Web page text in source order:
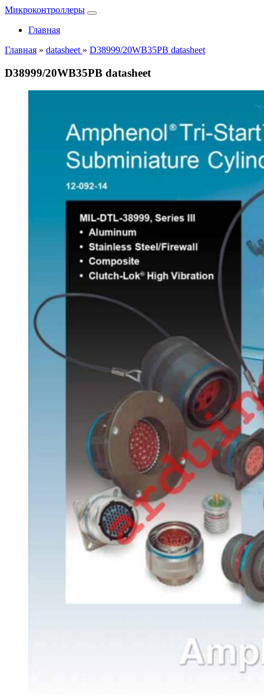
Микроконтроллеры
Главная
Главная » datasheet » D38999/20WB35PB datasheet
D38999/20WB35PB datasheet